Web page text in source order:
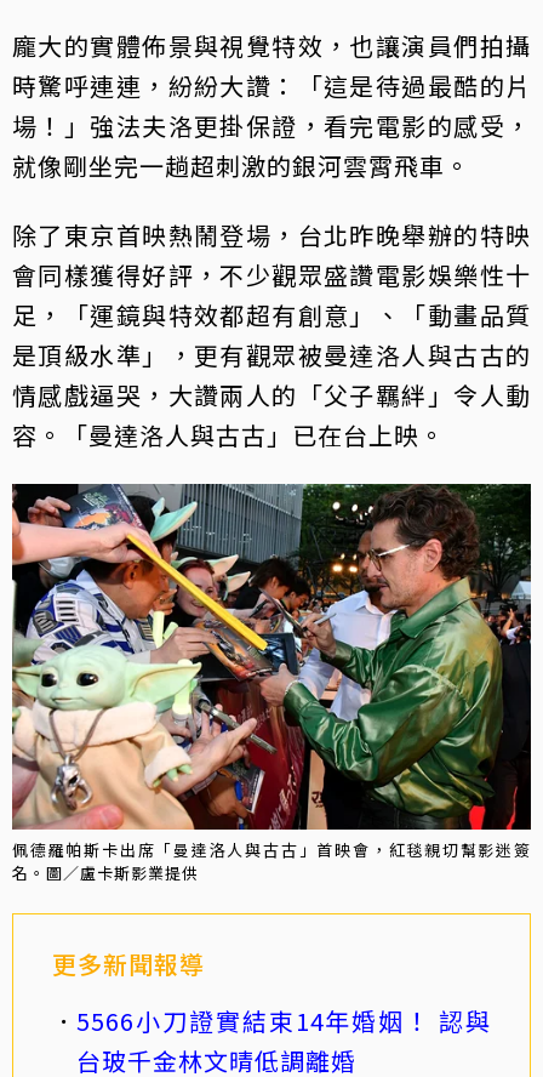
龐大的實體佈景與視覺特效，也讓演員們拍攝
時驚呼連連，紛紛大讚：「這是待過最酷的片
場！」強法夫洛更掛保證，看完電影的感受，
就像剛坐完一趟超刺激的銀河雲霄飛車。
除了東京首映熱鬧登場，台北昨晚舉辦的特映
會同樣獲得好評，不少觀眾盛讚電影娛樂性十
足，「運鏡與特效都超有創意」、「動畫品質
是頂級水準」，更有觀眾被曼達洛人與古古的
情感戲逼哭，大讚兩人的「父子羈絆」令人動
容。「曼達洛人與古古」已在台上映。
佩德羅帕斯卡出席「曼達洛人與古古」首映會，紅毯親切幫影迷簽
名。圖／盧卡斯影業提供
更多新聞報導
5566小刀證實結束14年婚姻！ 認與
台玻千金林文晴低調離婚